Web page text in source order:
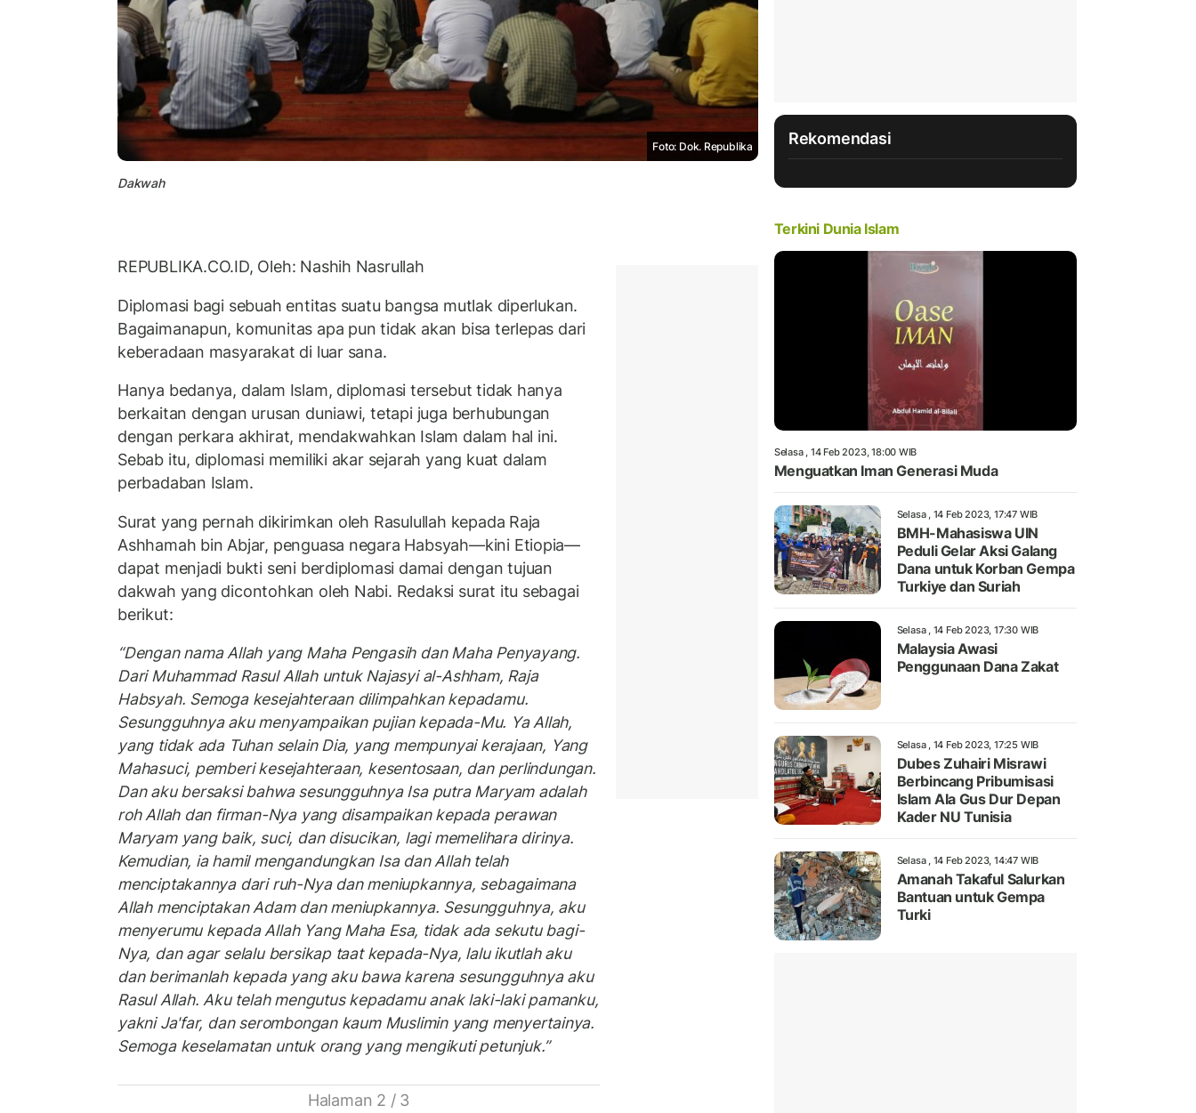
Foto: Dok. Republika
Dakwah
REPUBLIKA.CO.ID, Oleh: Nashih Nasrullah
Diplomasi bagi sebuah entitas suatu bangsa mutlak diperlukan.
Bagaimanapun, komunitas apa pun tidak akan bisa terlepas dari
keberadaan masyarakat di luar sana.
Hanya bedanya, dalam Islam, diplomasi tersebut tidak hanya
berkaitan dengan urusan duniawi, tetapi juga berhubungan
dengan perkara akhirat, mendakwahkan Islam dalam hal ini.
Sebab itu, diplomasi memiliki akar sejarah yang kuat dalam
perbadaban Islam.
Surat yang pernah dikirimkan oleh Rasulullah kepada Raja
Ashhamah bin Abjar, penguasa negara Habsyah—kini Etiopia—
dapat menjadi bukti seni berdiplomasi damai dengan tujuan
dakwah yang dicontohkan oleh Nabi. Redaksi surat itu sebagai
berikut:
“Dengan nama Allah yang Maha Pengasih dan Maha Penyayang.
Dari Muhammad Rasul Allah untuk Najasyi al-Ashham, Raja
Habsyah. Semoga kesejahteraan dilimpahkan kepadamu.
Sesungguhnya aku menyampaikan pujian kepada-Mu. Ya Allah,
yang tidak ada Tuhan selain Dia, yang mempunyai kerajaan, Yang
Mahasuci, pemberi kesejahteraan, kesentosaan, dan perlindungan.
Dan aku bersaksi bahwa sesungguhnya Isa putra Maryam adalah
roh Allah dan firman-Nya yang disampaikan kepada perawan
Maryam yang baik, suci, dan disucikan, lagi memelihara dirinya.
Kemudian, ia hamil mengandungkan Isa dan Allah telah
menciptakannya dari ruh-Nya dan meniupkannya, sebagaimana
Allah menciptakan Adam dan meniupkannya. Sesungguhnya, aku
menyerumu kepada Allah Yang Maha Esa, tidak ada sekutu bagi-
Nya, dan agar selalu bersikap taat kepada-Nya, lalu ikutlah aku
dan berimanlah kepada yang aku bawa karena sesungguhnya aku
Rasul Allah. Aku telah mengutus kepadamu anak laki-laki pamanku,
yakni Ja'far, dan serombongan kaum Muslimin yang menyertainya.
Semoga keselamatan untuk orang yang mengikuti petunjuk.”
Halaman 2 / 3
Rekomendasi
Terkini Dunia Islam
Selasa , 14 Feb 2023, 18:00 WIB
Menguatkan Iman Generasi Muda
Selasa , 14 Feb 2023, 17:47 WIB
BMH-Mahasiswa UIN
Peduli Gelar Aksi Galang
Dana untuk Korban Gempa
Turkiye dan Suriah
Selasa , 14 Feb 2023, 17:30 WIB
Malaysia Awasi
Penggunaan Dana Zakat
Selasa , 14 Feb 2023, 17:25 WIB
Dubes Zuhairi Misrawi
Berbincang Pribumisasi
Islam Ala Gus Dur Depan
Kader NU Tunisia
Selasa , 14 Feb 2023, 14:47 WIB
Amanah Takaful Salurkan
Bantuan untuk Gempa
Turki